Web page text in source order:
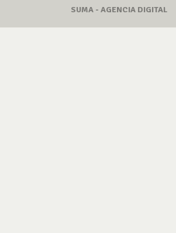
SUMA - AGENCIA DIGITAL